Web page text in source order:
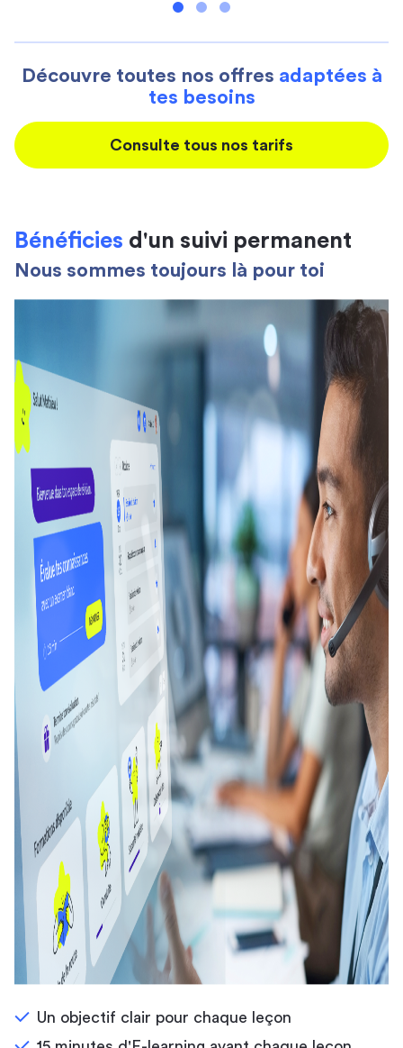
Découvre toutes nos offres adaptées à
tes besoins
Consulte tous nos tarifs
Bénéficies d'un suivi permanent
Nous sommes toujours là pour toi
Un objectif clair pour chaque leçon